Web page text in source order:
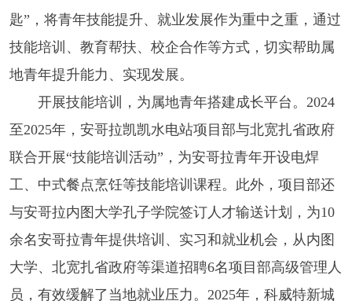
匙”，将青年技能提升、就业发展作为重中之重，通过
技能培训、教育帮扶、校企合作等方式，切实帮助属
地青年提升能力、实现发展。
开展技能培训，为属地青年搭建成长平台。2024
至2025年，安哥拉凯凯水电站项目部与北宽扎省政府
联合开展“技能培训活动”，为安哥拉青年开设电焊
工、中式餐点烹饪等技能培训课程。此外，项目部还
与安哥拉内图大学孔子学院签订人才输送计划，为10
余名安哥拉青年提供培训、实习和就业机会，从内图
大学、北宽扎省政府等渠道招聘6名项目部高级管理人
员，有效缓解了当地就业压力。2025年，科威特新城